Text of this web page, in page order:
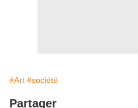
#Art #société
Partager